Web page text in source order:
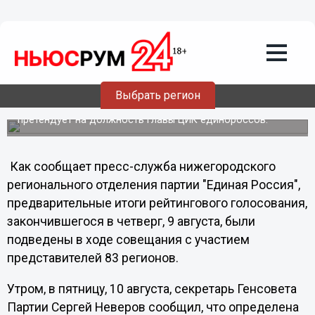
Выбрать регион
Нижегородка Ольга Щетинина
встретилась с Дмитрием Медведевым
Руководитель нижегородского регионального
исполкома партии "Единая Россия" Ольга Щетинина
претендует на должность главы ЦИК единороссов.
Как сообщает пресс-служба нижегородского
регионального отделения партии "Единая Россия",
предварительные итоги рейтингового голосования,
закончившегося в четверг, 9 августа, были
подведены в ходе совещания с участием
представителей 83 регионов.
Утром, в пятницу, 10 августа, секретарь Генсовета
Партии Сергей Неверов сообщил, что определена